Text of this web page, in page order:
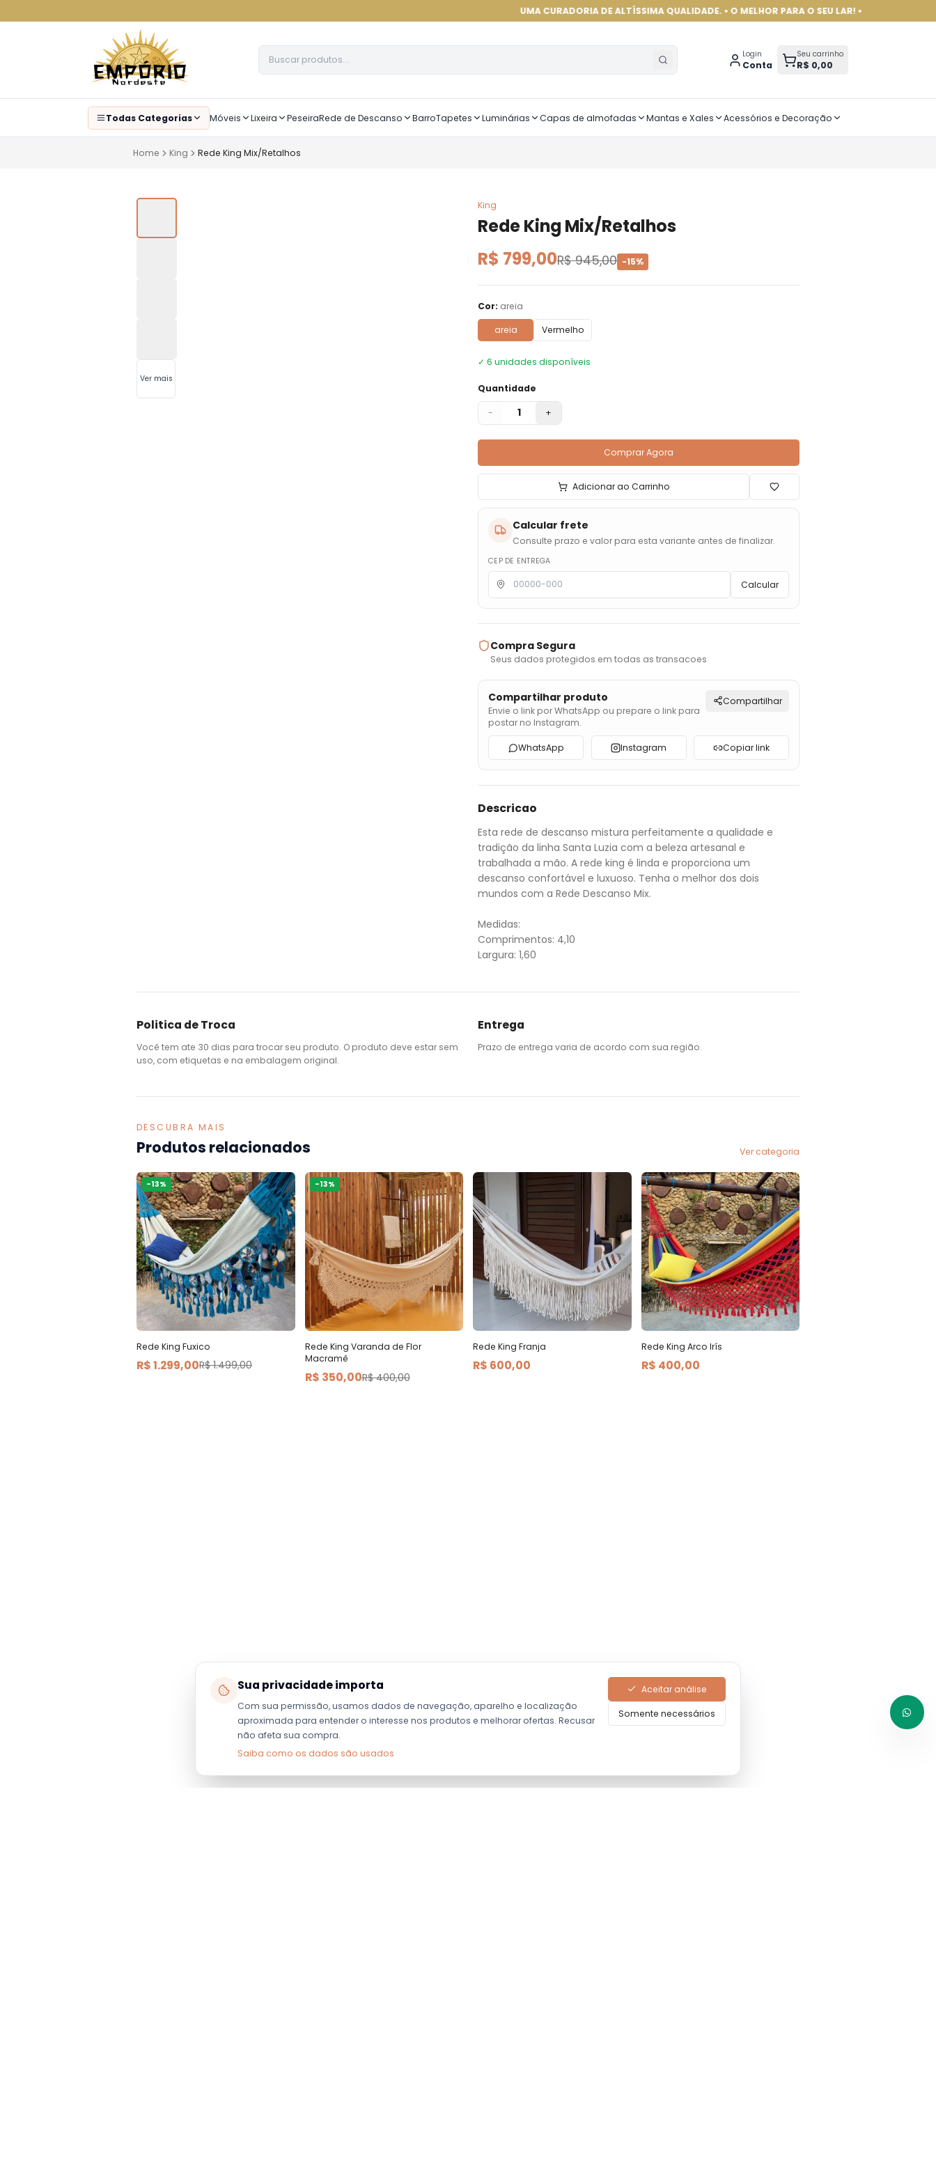
UMA CURADORIA DE ALTÍSSIMA QUALIDADE. • O MELHOR PARA O SEU LAR! •
Login
Conta
Seu carrinho
R$ 0,00
Todas Categorias Móveis Lixeira PeseiraRede de Descanso BarroTapetes Luminárias Capas de almofadas Mantas e Xales Acessórios e Decoração
Home King Rede King Mix/Retalhos
Ver mais
King
Rede King Mix/Retalhos
R$ 799,00R$ 945,00 -15%
Cor: areia
areia Vermelho
✓ 6 unidades disponíveis
Quantidade
- 1 +
Comprar Agora
Adicionar ao Carrinho
Calcular frete
Consulte prazo e valor para esta variante antes de finalizar.
CEP DE ENTREGA
Calcular
Compra Segura
Seus dados protegidos em todas as transacoes
Compartilhar produto
Envie o link por WhatsApp ou prepare o link para
postar no Instagram.
Compartilhar
WhatsApp Instagram Copiar link
Descricao
Esta rede de descanso mistura perfeitamente a qualidade e
tradição da linha Santa Luzia com a beleza artesanal e
trabalhada a mão. A rede king é linda e proporciona um
descanso confortável e luxuoso. Tenha o melhor dos dois
mundos com a Rede Descanso Mix.
Medidas:
Comprimentos: 4,10
Largura: 1,60
Politica de Troca
Você tem ate 30 dias para trocar seu produto. O produto deve estar sem
uso, com etiquetas e na embalagem original.
Entrega
Prazo de entrega varia de acordo com sua região.
DESCUBRA MAIS
Produtos relacionados Ver categoria
-13%
Rede King Fuxico
R$ 1.299,00R$ 1.499,00
-13%
Rede King Varanda de Flor
Macramê
R$ 350,00R$ 400,00
Rede King Franja
R$ 600,00
Rede King Arco Irís
R$ 400,00
Sua privacidade importa
Com sua permissão, usamos dados de navegação, aparelho e localização
aproximada para entender o interesse nos produtos e melhorar ofertas. Recusar
não afeta sua compra.
Saiba como os dados são usados
Aceitar análise
Somente necessários